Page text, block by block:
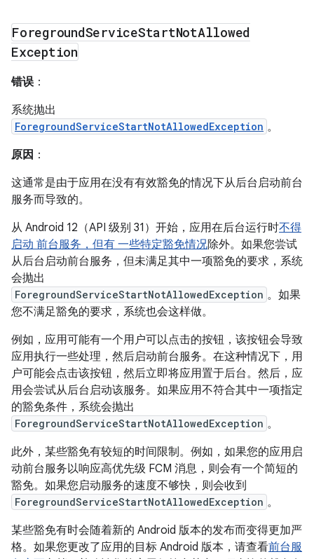
ForegroundServiceStartNotAllowed
Exception
错误：
系统抛出
ForegroundServiceStartNotAllowedException 。
原因 ：
这通常是由于应用在没有有效豁免的情况下从后台启动前台
服务而导致的。
从 Android 12（API 级别 31）开始，应用在后台运行时不得
启动 前台服务，但有 一些特定豁免情况除外。如果您尝试
从后台启动前台服务，但未满足其中一项豁免的要求，系统
会抛出
ForegroundServiceStartNotAllowedException 。如果
您不满足豁免的要求，系统也会这样做。
例如，应用可能有一个用户可以点击的按钮，该按钮会导致
应用执行一些处理，然后启动前台服务。在这种情况下，用
户可能会点击该按钮，然后立即将应用置于后台。然后，应
用会尝试从后台启动该服务。如果应用不符合其中一项指定
的豁免条件，系统会抛出
ForegroundServiceStartNotAllowedException 。
此外，某些豁免有较短的时间限制。例如，如果您的应用启
动前台服务以响应高优先级 FCM 消息，则会有一个简短的
豁免。如果您启动服务的速度不够快，则会收到
ForegroundServiceStartNotAllowedException 。
某些豁免有时会随着新的 Android 版本的发布而变得更加严
格。如果您更改了应用的目标 Android 版本，请查看前台服